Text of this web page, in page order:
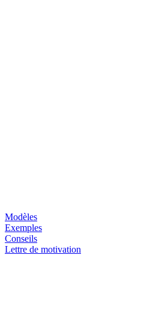
Modèles
Exemples
Conseils
Lettre de motivation